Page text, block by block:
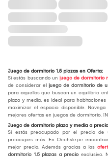
Juego de dormitorio 1.5 plazas en Oferta:
Si estás buscando un juego de dormitorio
de considerar el juego de dormitorio de
para aquellos que buscan un equilibrio
plaza y media, es ideal para
maximizar el espacio disponible.
mejores ofertas en juegos de dormitorio.
Juego de dormitorio plaza y media a
Si estás preocupado por el precio
preocupes más. En Oechsle.pe
mejor precio. Además gracias a las
dormitorio 1.5 plazas a precio exclusivo.